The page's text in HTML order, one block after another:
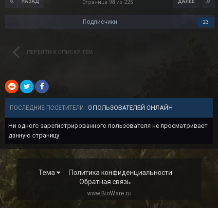
НАЗАД ДАЛЕЕ
Страница 98 из 225
Подписчики 23
ПЕРЕЙТИ К СПИСКУ ТЕМ
ПОСЛЕДНИЕ ПОСЕТИТЕЛИ 0 ПОЛЬЗОВАТЕЛЕЙ ОНЛАЙН
Ни одного зарегистрированного пользователя не просматривает
данную страницу
Тема
Политика конфиденциальности
Обратная связь
www.BioWare.ru